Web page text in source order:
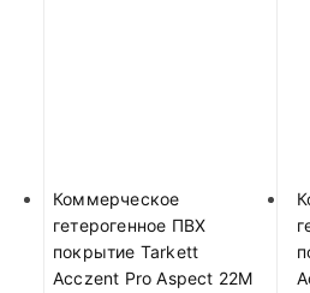
Коммерческое
гетерогенное ПВХ
покрытие Tarkett
Acczent Pro Aspect 22М